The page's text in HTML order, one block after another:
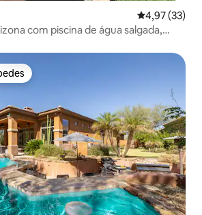
4,97 de uma
4,97 (33)
com piscina de água salgada,